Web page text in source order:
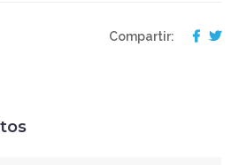
Compartir: